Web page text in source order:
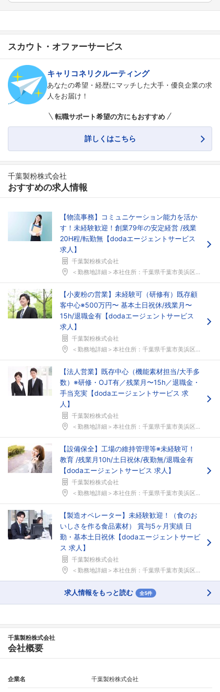
フォローしました
こちらの企業もフォローしませんか？
スカウト・オファーサービス
キャリコネリクルーティング
あなたの希望・経歴にマッチした大手・優良企業の求
人をお届け！
転職サポート希望の方にもおすすめ
詳しくはこちら
千葉製粉株式会社
おすすめの求人情報
【物流事務】コミュニケーション能力を活か
す！未経験歓迎！創業79年の安定経営 /残業
20H程/転勤無【dodaエージェントサービス
求人】
千葉製粉株式会社
＜勤務地詳細＞本社住所：千葉県千葉市美浜区新港17...
【小麦粉の営業】未経験可（研修有）既存顧
客中心※500万円〜 基本土日祝休/残業月〜
15h/退職金有【dodaエージェントサービス
求人】
千葉製粉株式会社
＜勤務地詳細＞本社住所：千葉県千葉市美浜区新港17...
【法人営業】既存中心（機能素材担当/大手多
数）※研修・OJT有／残業月〜15h／退職金・
手当充実【dodaエージェントサービス 求
人】
千葉製粉株式会社
＜勤務地詳細＞本社住所：千葉県千葉市美浜区新港17...
【設備保全】工場の維持管理等※未経験可！
教育 /残業月10h/土日祝休/夜勤無/退職金有
【dodaエージェントサービス 求人】
千葉製粉株式会社
＜勤務地詳細＞本社住所：千葉県千葉市美浜区新港17...
【製造オペレーター】未経験歓迎！（食のお
いしさを作る食品素材） 賞与5ヶ月実績 日
勤・基本土日祝休【dodaエージェントサービ
ス 求人】
千葉製粉株式会社
＜勤務地詳細＞本社住所：千葉県千葉市美浜区新港17...
求人情報をもっと読む 全5件
千葉製粉株式会社
会社概要
企業名 千葉製粉株式会社